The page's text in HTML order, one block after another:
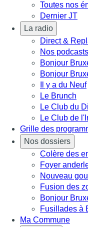
Toutes nos
Dernier JT
La radio
Direct &
Nos podcasts
Bonjour
Bonjour
Il y a du Neuf
Le Brunch
Le Club du
Le Club de
Grille des
Nos dossiers
Colère des
Foyer
Nouveau
Fusion des
Bonjour
Fusillades à
Ma Commune